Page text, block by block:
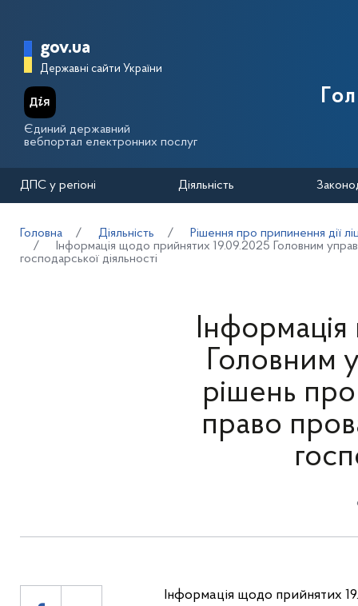
Головна сторінка Державної
gov.ua
Державні сайти України
Єдиний державний
вебпортал електронних послуг
ДПС у регіоні Діяльність
Головна Діяльність
Рішення про припинення дії
Інформація щодо прийнятих 19.09.2025 Головним
господарської діяльності
Головним
рішень про
право
Інформація щодо прийнятих